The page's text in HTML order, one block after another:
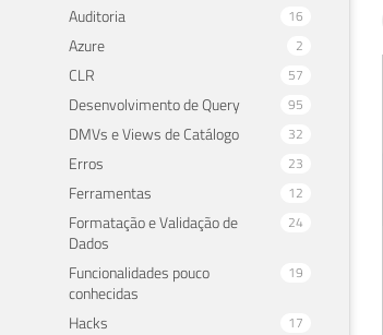
Auditoria 16
Azure 2
CLR 57
Desenvolvimento de Query 95
DMVs e Views de Catálogo 32
Erros 23
Ferramentas 12
Formatação e Validação de
Dados
24
Funcionalidades pouco
conhecidas
19
Hacks 17